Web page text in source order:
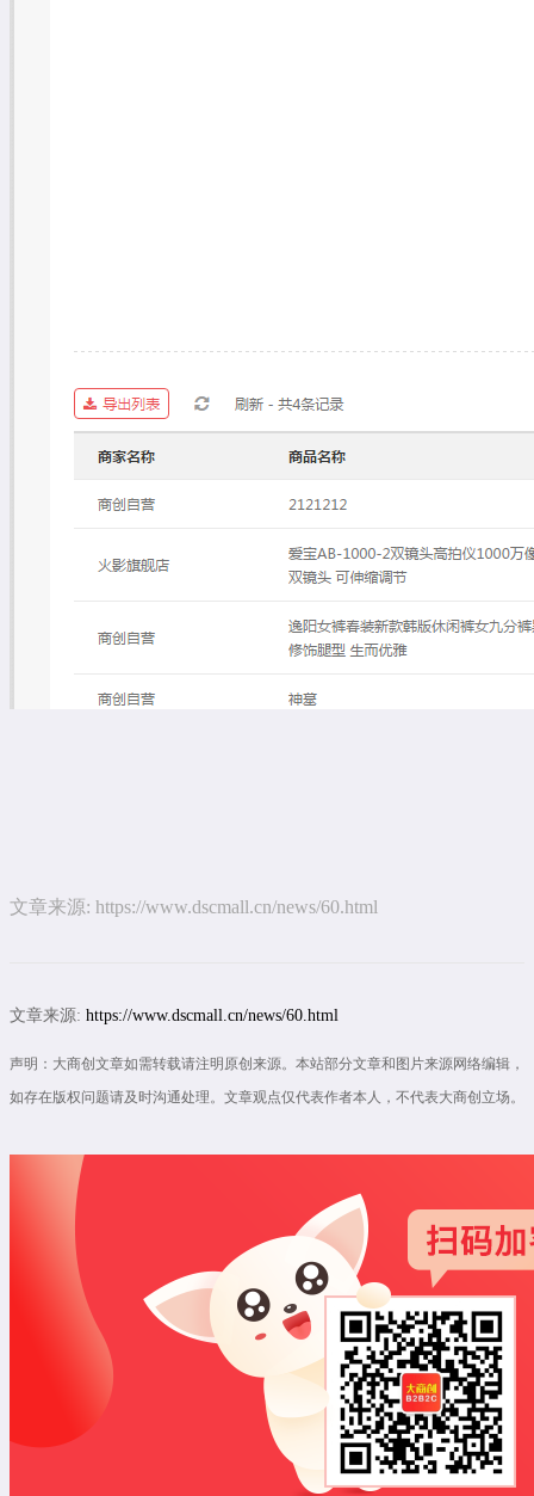
文章来源: https://www.dscmall.cn/news/60.html
文章来源: https://www.dscmall.cn/news/60.html
声明：大商创文章如需转载请注明原创来源。本站部分文章和图片来源网络编辑，
如存在版权问题请及时沟通处理。文章观点仅代表作者本人，不代表大商创立场。